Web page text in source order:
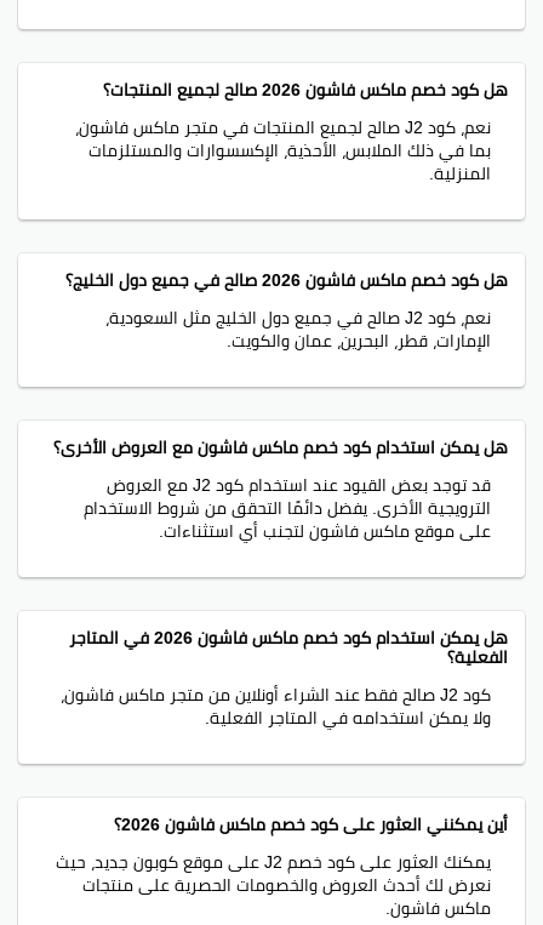
هل كود خصم ماكس فاشون 2026 صالح لجميع المنتجات؟
نعم، كود J2 صالح لجميع المنتجات في متجر ماكس فاشون،
بما في ذلك الملابس، الأحذية، الإكسسوارات والمستلزمات
المنزلية.
هل كود خصم ماكس فاشون 2026 صالح في جميع دول الخليج؟
نعم، كود J2 صالح في جميع دول الخليج مثل السعودية،
الإمارات، قطر، البحرين، عمان والكويت.
هل يمكن استخدام كود خصم ماكس فاشون مع العروض الأخرى؟
قد توجد بعض القيود عند استخدام كود J2 مع العروض
الترويجية الأخرى. يفضل دائمًا التحقق من شروط الاستخدام
على موقع ماكس فاشون لتجنب أي استثناءات.
هل يمكن استخدام كود خصم ماكس فاشون 2026 في المتاجر
الفعلية؟
كود J2 صالح فقط عند الشراء أونلاين من متجر ماكس فاشون،
ولا يمكن استخدامه في المتاجر الفعلية.
أين يمكنني العثور على كود خصم ماكس فاشون 2026؟
يمكنك العثور على كود خصم J2 على موقع كوبون جديد، حيث
نعرض لك أحدث العروض والخصومات الحصرية على منتجات
ماكس فاشون.